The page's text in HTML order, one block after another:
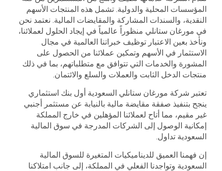
المؤسسات المحلية والدولية. تشمل هذه المنتجات الأسهم
النقدية، والسندات المشاركة والمقايضات المالية. نعتمد نحن
في مورغان ستانلي منظوراً عالمياً في إيجاد الحلول لعملائنا،
ونأخذ بعين الاعتبار توظيف خبراتنا العالمية في مجال
الاستثمار في الأسهم وتمكين عملائنا من الحصول على
المشورة والخدمات التي تتوافق مع متطلباتهم، بما في ذلك
منتجات الدخل الثابت والعملات والسلع والائتمان.
تعتبر شركة مورغان ستانلي السعودية أول بنك استثماري
ينجح بتنفيذ صفقة مقايضة مالية بالنيابة عن مستثمر أجنبي
غير مقيم، مما أتاح لعملائنا المؤهلين في خارج المملكة
إمكانية الوصول إلى الشركات المدرجة في سوق المالية
السعودية تداول.
إن فهمنا العميق للديناميكيات المتغيرة للسوق المالية
السعودية وتواجدنا الفعلي في المملكة، إلى جانب امتلاكنا